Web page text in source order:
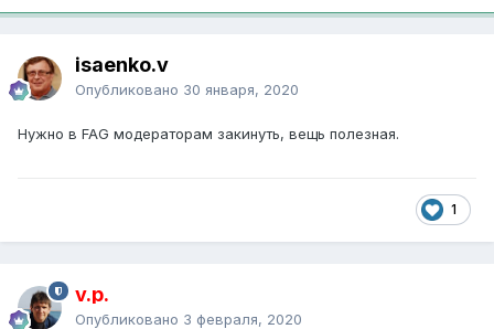
isaenko.v
Опубликовано 30 января, 2020
Нужно в FAG модераторам закинуть, вещь полезная.
1
v.p.
Опубликовано 3 февраля, 2020